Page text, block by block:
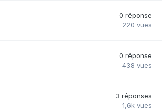
0 réponse
220 vues
0 réponse
438 vues
3 réponses
1,6k vues